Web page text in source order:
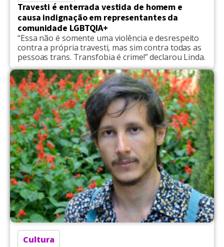
Travesti é enterrada vestida de homem e
causa indignação em representantes da
comunidade LGBTQIA+
“Essa não é somente uma violência e desrespeito
contra a própria travesti, mas sim contra todas as
pessoas trans. Transfobia é crime!” declarou Linda.
Cultura